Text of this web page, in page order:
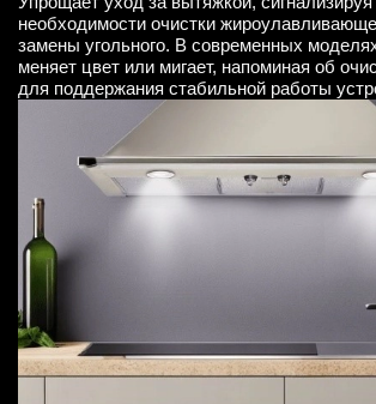
необходимости очистки
замены угольного. В современных
меняет цвет или мигает, напоминая об
для поддержания стабильной работы